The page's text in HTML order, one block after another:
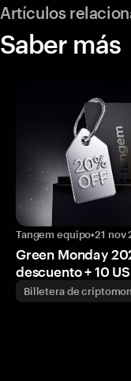
Artículos
Saber más
Tangem equipo•21 nov
Green Monday
descuento + 10
Billetera de